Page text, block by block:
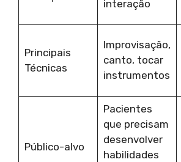
interação
Principais
Técnicas
Improvisação,
canto, tocar
instrumentos
Público-alvo
Pacientes
que precisam
desenvolver
habilidades